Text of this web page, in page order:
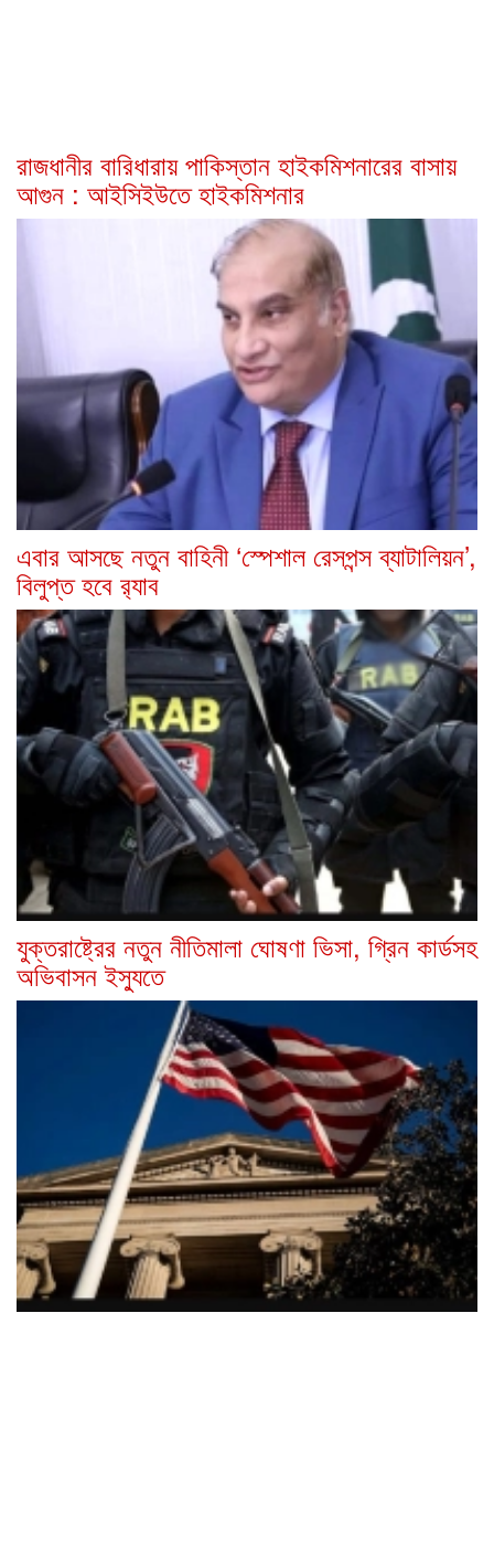
রাজধানীর বারিধারায় পাকিস্তান হাইকমিশনারের বাসায়
আগুন : আইসিইউতে হাইকমিশনার
এবার আসছে নতুন বাহিনী ‘স্পেশাল রেসপন্স ব্যাটালিয়ন’,
বিলুপ্ত হবে র‍্যাব
যুক্তরাষ্ট্রের নতুন নীতিমালা ঘোষণা ভিসা, গ্রিন কার্ডসহ
অভিবাসন ইস্যুতে